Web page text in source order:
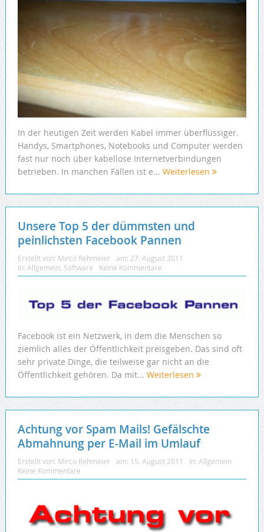
In der heutigen Zeit werden Kabel immer überflüssiger.
Handys, Smartphones, Notebooks und Computer werden
fast nur noch über kabellose Internetverbindungen
betrieben. In manchen Fällen ist e... Weiterlesen
Unsere Top 5 der dümmsten und
peinlichsten Facebook Pannen
Erstellt von: Mirco Rehmeier am: 27. August 2011
In: Allgemein, Software Keine Kommentare
Facebook ist ein Netzwerk, in dem die Menschen so
ziemlich alles der Öffentlichkeit preisgeben. Das sind oft
sehr private Dinge, die teilweise gar nicht an die
Öffentlichkeit gehören. Da mit... Weiterlesen
Achtung vor Spam Mails! Gefälschte
Abmahnung per E-Mail im Umlauf
Erstellt von: Mirco Rehmeier am: 15. August 2011 In: Allgemein
Keine Kommentare